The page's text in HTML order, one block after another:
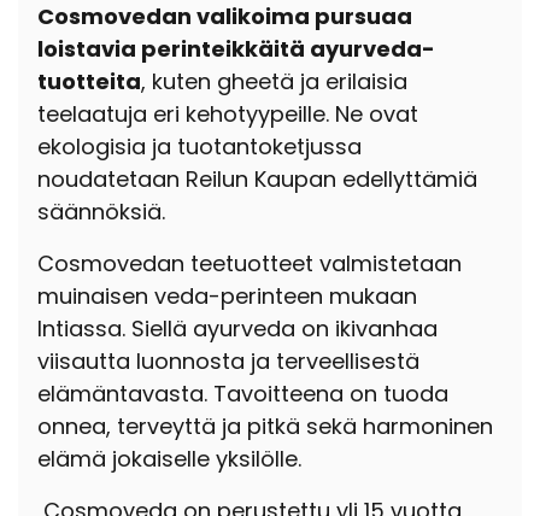
Cosmovedan valikoima pursuaa
loistavia perinteikkäitä ayurveda-
tuotteita, kuten gheetä ja erilaisia
teelaatuja eri kehotyypeille. Ne ovat
ekologisia ja tuotantoketjussa
noudatetaan Reilun Kaupan edellyttämiä
säännöksiä.
Cosmovedan teetuotteet valmistetaan
muinaisen veda-perinteen mukaan
Intiassa. Siellä ayurveda on ikivanhaa
viisautta luonnosta ja terveellisestä
elämäntavasta. Tavoitteena on tuoda
onnea, terveyttä ja pitkä sekä harmoninen
elämä jokaiselle yksilölle.